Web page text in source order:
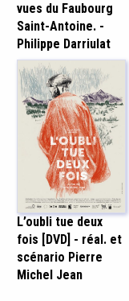
vues du Faubourg
Saint-Antoine. -
Philippe Darriulat
L’oubli tue deux
fois [DVD] - réal. et
scénario Pierre
Michel Jean